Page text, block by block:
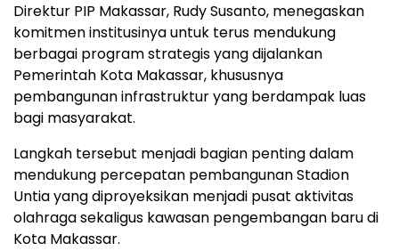
Direktur PIP Makassar, Rudy Susanto, menegaskan
komitmen institusinya untuk terus mendukung
berbagai program strategis yang dijalankan
Pemerintah Kota Makassar, khususnya
pembangunan infrastruktur yang berdampak luas
bagi masyarakat.
Langkah tersebut menjadi bagian penting dalam
mendukung percepatan pembangunan Stadion
Untia yang diproyeksikan menjadi pusat aktivitas
olahraga sekaligus kawasan pengembangan baru di
Kota Makassar.